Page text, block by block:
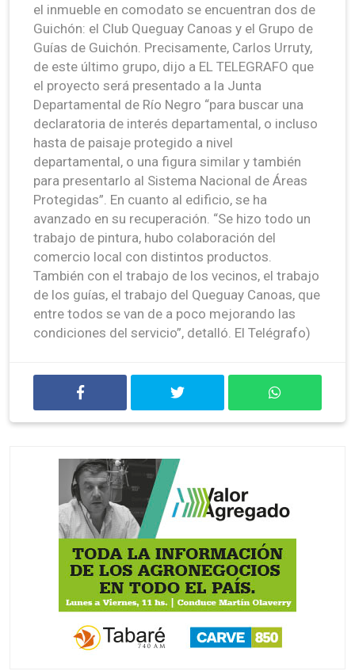
el inmueble en comodato se encuentran dos de
Guichón: el Club Queguay Canoas y el Grupo de
Guías de Guichón. Precisamente, Carlos Urruty,
de este último grupo, dijo a EL TELEGRAFO que
el proyecto será presentado a la Junta
Departamental de Río Negro “para buscar una
declaratoria de interés departamental, o incluso
hasta de paisaje protegido a nivel
departamental, o una figura similar y también
para presentarlo al Sistema Nacional de Áreas
Protegidas”. En cuanto al edificio, se ha
avanzado en su recuperación. “Se hizo todo un
trabajo de pintura, hubo colaboración del
comercio local con distintos productos.
También con el trabajo de los vecinos, el trabajo
de los guías, el trabajo del Queguay Canoas, que
entre todos se van de a poco mejorando las
condiciones del servicio”, detalló. El Telégrafo)